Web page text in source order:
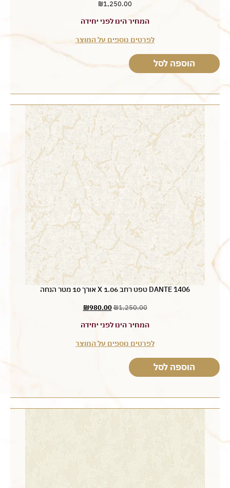
₪1,250.00
המחיר הינו לפני יחידה
לפרטים נוספים על המוצר
הוספה לסל
1406 DANTE טפט רחב 1.06 X אורך 10 מטר הנחה
₪1,250.00
₪980.00
המחיר הינו לפני יחידה
לפרטים נוספים על המוצר
הוספה לסל